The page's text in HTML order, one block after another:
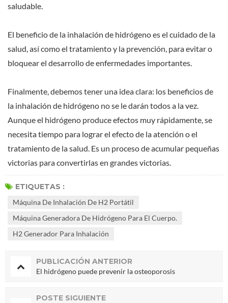
saludable.
El beneficio de la inhalación de hidrógeno es el cuidado de la
salud, así como el tratamiento y la prevención, para evitar o
bloquear el desarrollo de enfermedades importantes.
Finalmente, debemos tener una idea clara: los beneficios de
la inhalación de hidrógeno no se le darán todos a la vez.
Aunque el hidrógeno produce efectos muy rápidamente, se
necesita tiempo para lograr el efecto de la atención o el
tratamiento de la salud. Es un proceso de acumular pequeñas
victorias para convertirlas en grandes victorias.
ETIQUETAS :
Máquina De Inhalación De H2 Portátil
Máquina Generadora De Hidrógeno Para El Cuerpo.
H2 Generador Para Inhalación
PUBLICACIÓN ANTERIOR
El hidrógeno puede prevenir la osteoporosis
POSTE SIGUIENTE